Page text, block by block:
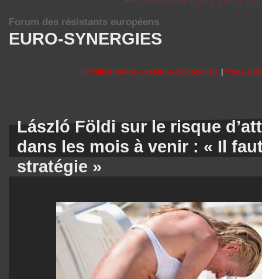
EURO-SYNERGIES
Forum des résistants européens
« Politicamente corretto e psicopolizia | Page
László Földi sur le risque
dans les mois à venir : « Il
stratégie »